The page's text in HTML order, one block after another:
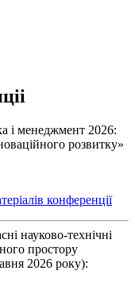
і менеджмент 2026:
розвитку»
конференції
науково-технічні
простору
2026 року):